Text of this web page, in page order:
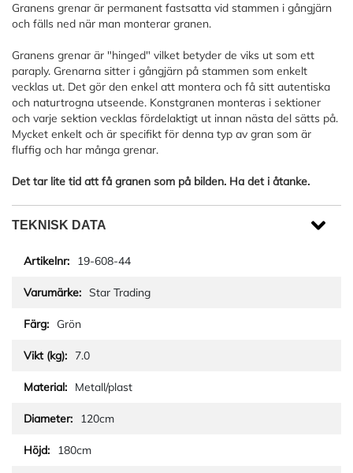
Granens grenar är permanent fastsatta vid stammen i gångjärn
och fälls ned när man monterar granen.
Granens grenar är "hinged" vilket betyder de viks ut som ett
paraply. Grenarna sitter i gångjärn på stammen som enkelt
vecklas ut. Det gör den enkel att montera och få sitt autentiska
och naturtrogna utseende. Konstgranen monteras i sektioner
och varje sektion vecklas fördelaktigt ut innan nästa del sätts på.
Mycket enkelt och är specifikt för denna typ av gran som är
fluffig och har många grenar.
Det tar lite tid att få granen som på bilden. Ha det i åtanke.
TEKNISK DATA
19-608-44
Star Trading
Grön
7.0
Metall/plast
120cm
180cm